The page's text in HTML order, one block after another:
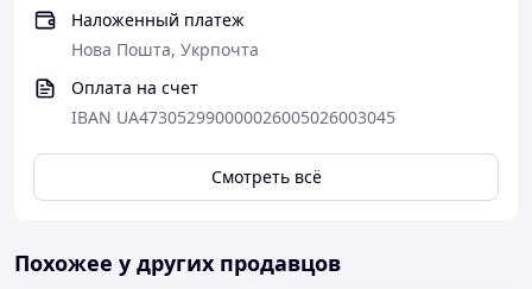
Наложенный платеж
Нова Пошта, Укрпочта
Оплата на счет
IBAN UA473052990000026005026003045
Смотреть всё
Похожее у других продавцов